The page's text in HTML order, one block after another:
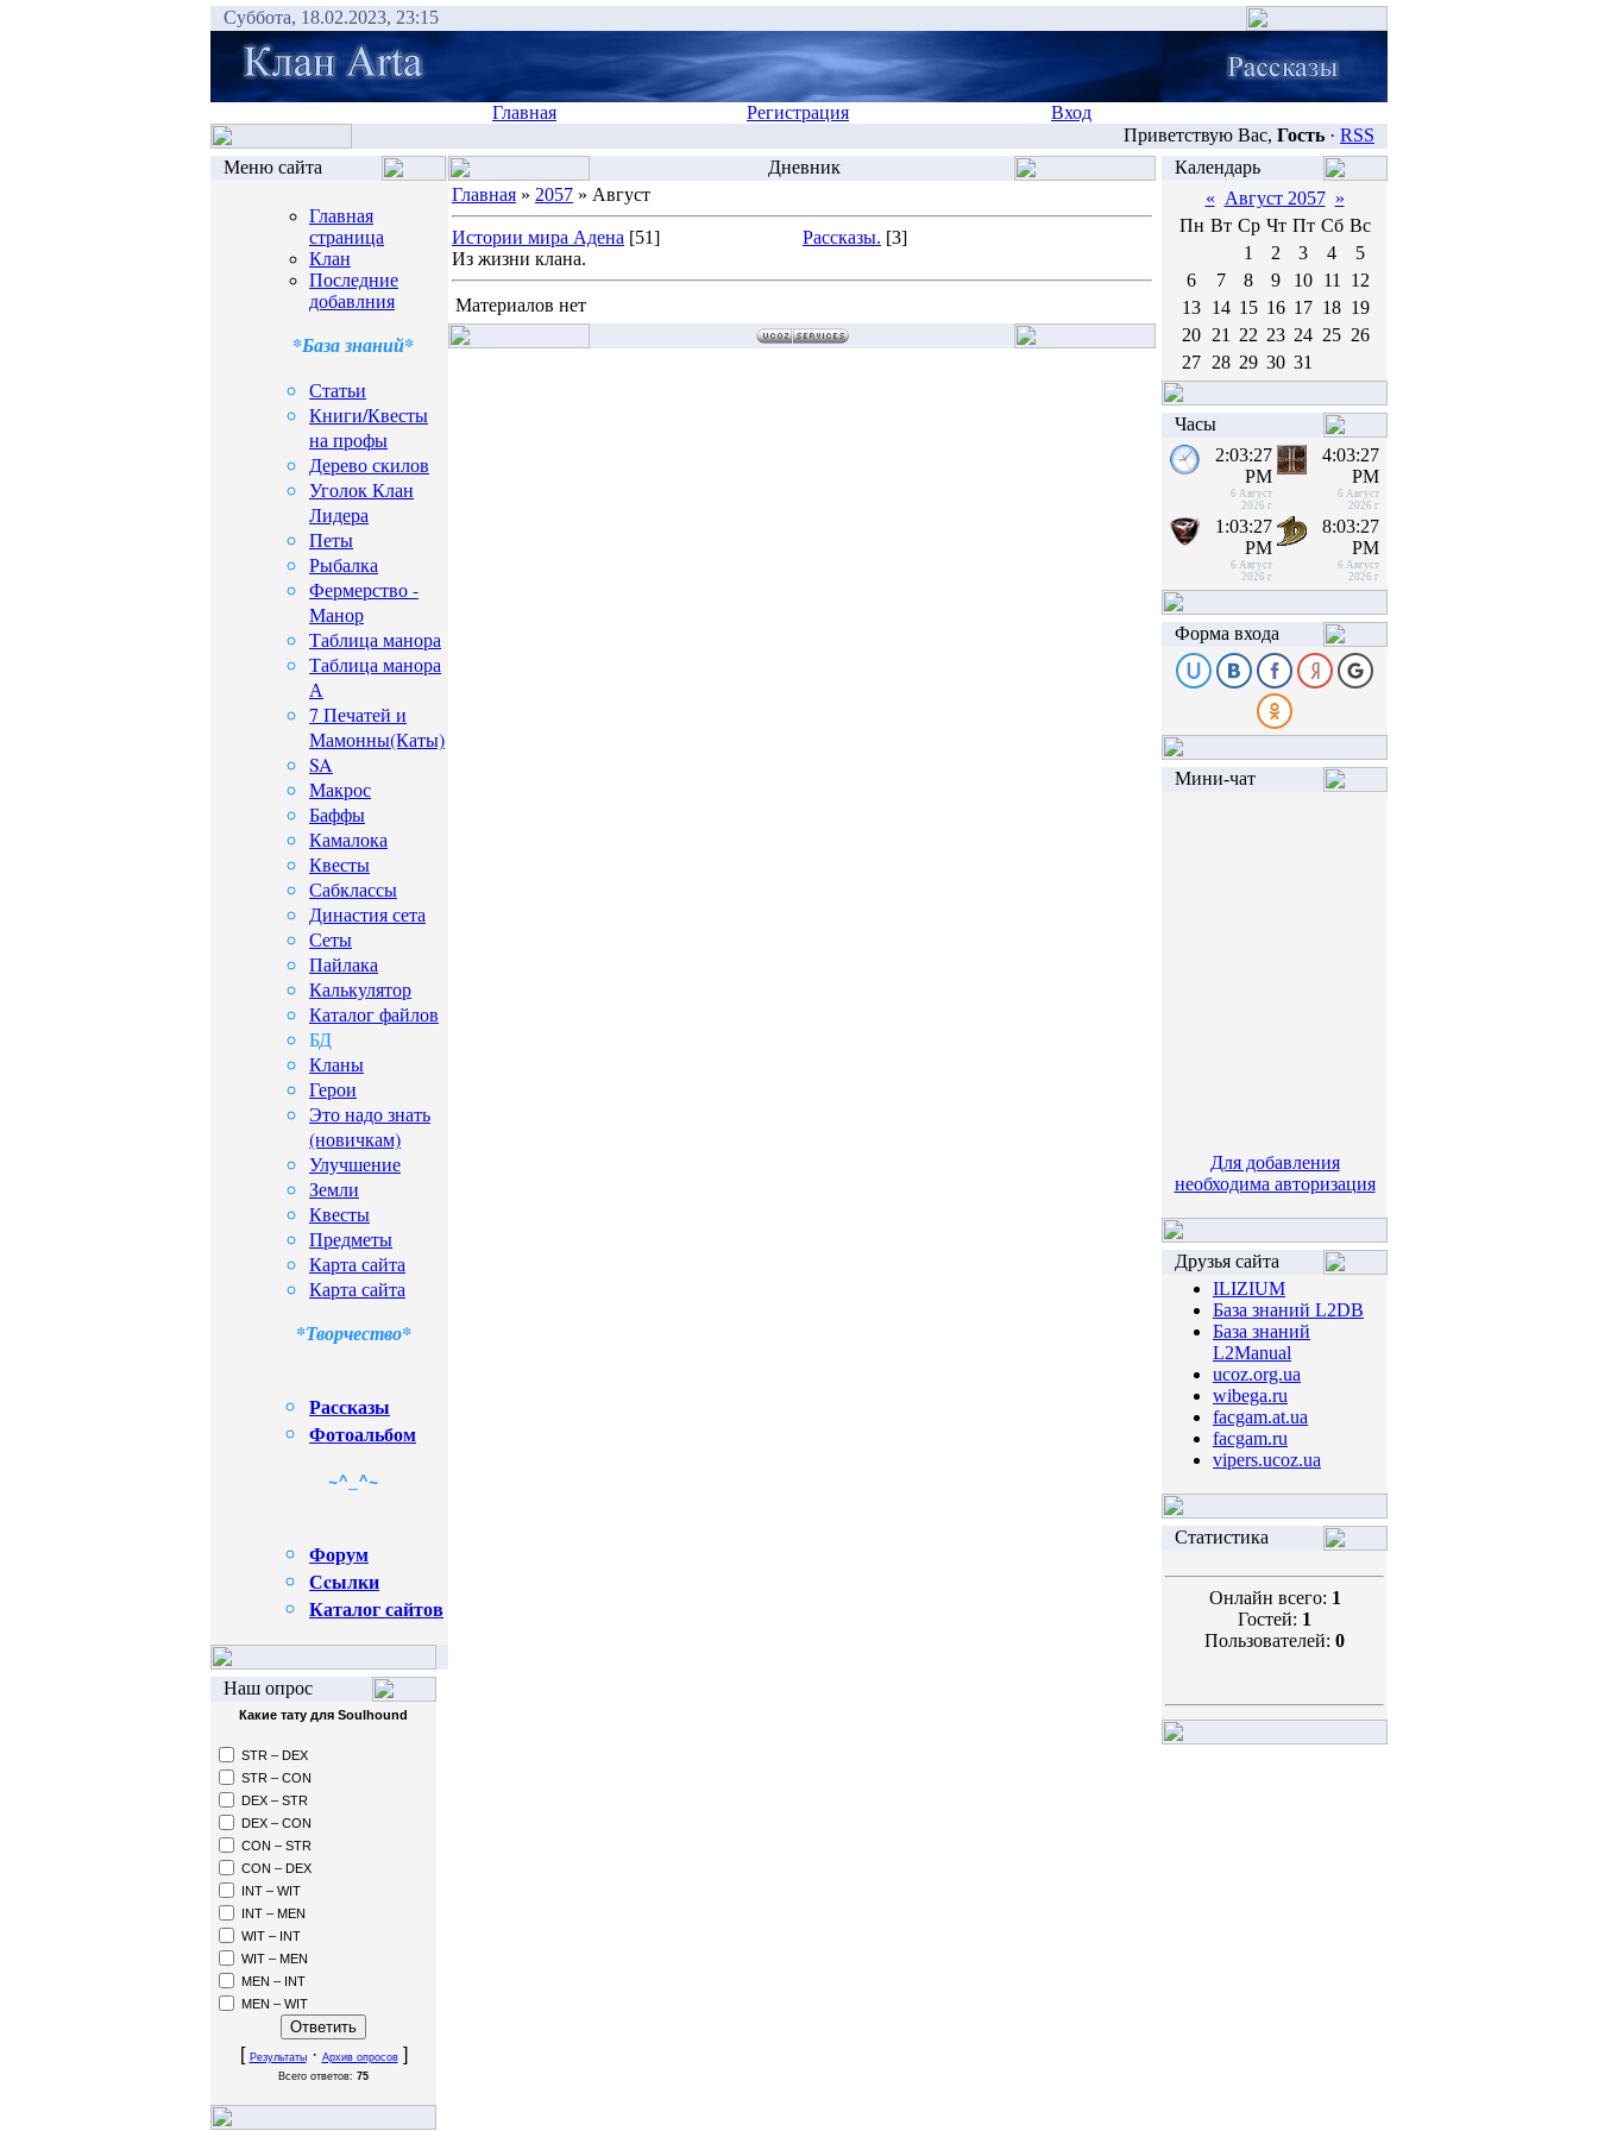
Суббота, 18.02.2023, 23:15
Главная Регистрация
Вход
Приветствую Вас, Гость · RSS
Меню сайта
Главная
страница
Клан
Последние
добавлния
*База знаний*
Статьи
Книги/Квесты
на профы
Дерево скилов
Уголок Клан
Лидера
Петы
Рыбалка
Фермерство -
Манор
Таблица манора
Таблица манора
А
7 Печатей и
Мамонны(Каты)
SA
Макрос
Баффы
Камалока
Квесты
Сабклассы
Династия сета
Сеты
Пайлака
Калькулятор
Каталог файлов
БД
Кланы
Герои
Это надо знать
(новичкам)
Улучшение
Земли
Квесты
Предметы
Карта сайта
Карта сайта
*Творчество*
Рассказы
Фотоальбом
~^_^~
Форум
Сcылки
Каталог сайтов
Наш опрос
Какие тату для Soulhound
STR – DEX
STR – CON
DEX – STR
DEX – CON
CON – STR
CON – DEX
INT – WIT
INT – MEN
WIT – INT
WIT – MEN
MEN – INT
MEN – WIT
[ Результаты· Архив опросов]
Всего ответов: 75
Дневник
Главная » 2057 » Август
Истории мира Адена [51]
Из жизни клана.
Рассказы. [3]
Материалов нет
Календарь
« Август 2057 »
Пн Вт Ср Чт Пт Сб Вс
1
2 3 4
5
6
7 8 9 10 11
12
13 14 15 16 17 18 19
20 21 22 23 24 25 26
27 28 29 30 31
Часы
2:03:27
PM
6 Август
2026 г
4:03:27
PM
6 Август
2026 г
1:03:27
PM
6 Август
2026 г
8:03:27
PM
6 Август
2026 г
Форма входа
Мини-чат
Для добавления
необходима авторизация
Друзья сайта
ILIZIUM
База знаний L2DB
База знаний
L2Manual
ucoz.org.ua
wibega.ru
facgam.at.ua
facgam.ru
vipers.ucoz.ua
Статистика
Онлайн всего: 1
Гостей: 1
Пользователей: 0